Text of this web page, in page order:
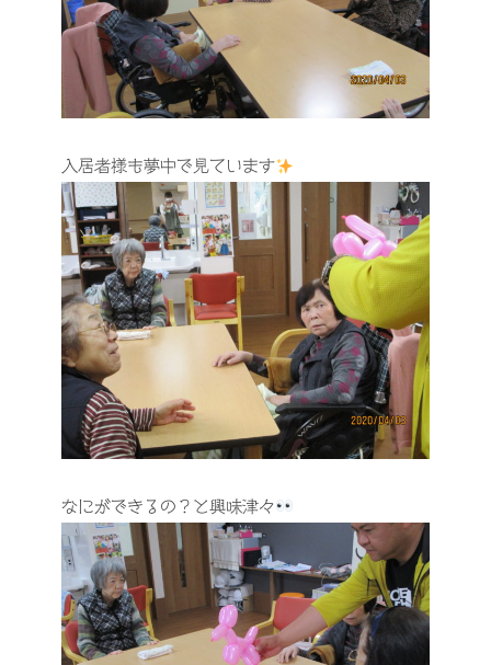
入居者様も夢中で見ています
なにができるの？と興味津々